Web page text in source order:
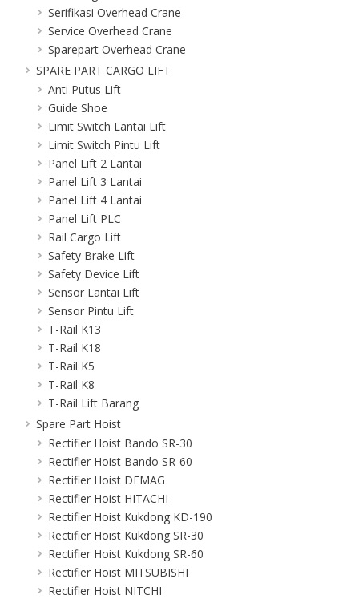
Serifikasi Overhead Crane
Service Overhead Crane
Sparepart Overhead Crane
SPARE PART CARGO LIFT
Anti Putus Lift
Guide Shoe
Limit Switch Lantai Lift
Limit Switch Pintu Lift
Panel Lift 2 Lantai
Panel Lift 3 Lantai
Panel Lift 4 Lantai
Panel Lift PLC
Rail Cargo Lift
Safety Brake Lift
Safety Device Lift
Sensor Lantai Lift
Sensor Pintu Lift
T-Rail K13
T-Rail K18
T-Rail K5
T-Rail K8
T-Rail Lift Barang
Spare Part Hoist
Rectifier Hoist Bando SR-30
Rectifier Hoist Bando SR-60
Rectifier Hoist DEMAG
Rectifier Hoist HITACHI
Rectifier Hoist Kukdong KD-190
Rectifier Hoist Kukdong SR-30
Rectifier Hoist Kukdong SR-60
Rectifier Hoist MITSUBISHI
Rectifier Hoist NITCHI